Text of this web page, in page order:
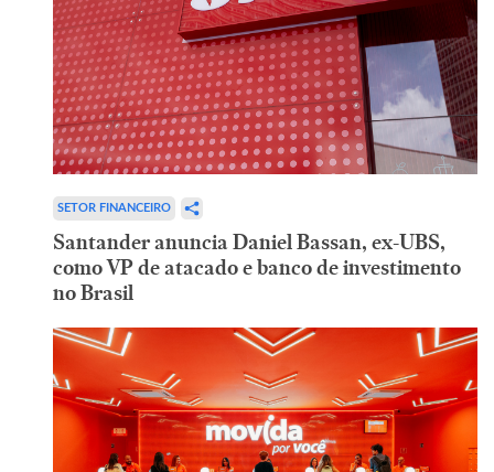
SETOR FINANCEIRO
Santander anuncia Daniel Bassan, ex-UBS,
como VP de atacado e banco de investimento
no Brasil